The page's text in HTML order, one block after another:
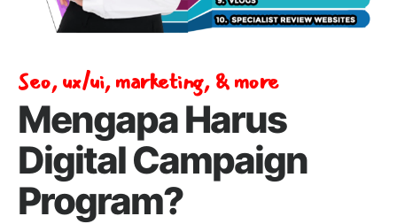
Seo, ux/ui, marketing, & more
Mengapa Harus
Digital Campaign
Program?